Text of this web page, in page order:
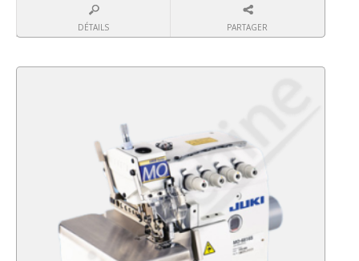
DÉTAILS PARTAGER